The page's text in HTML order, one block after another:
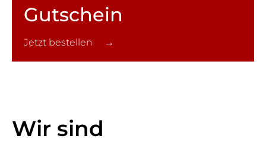
Gutschein
Jetzt bestellen →
Wir sind